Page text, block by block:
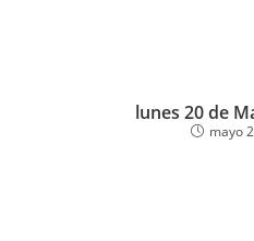
lunes 20 de
mayo